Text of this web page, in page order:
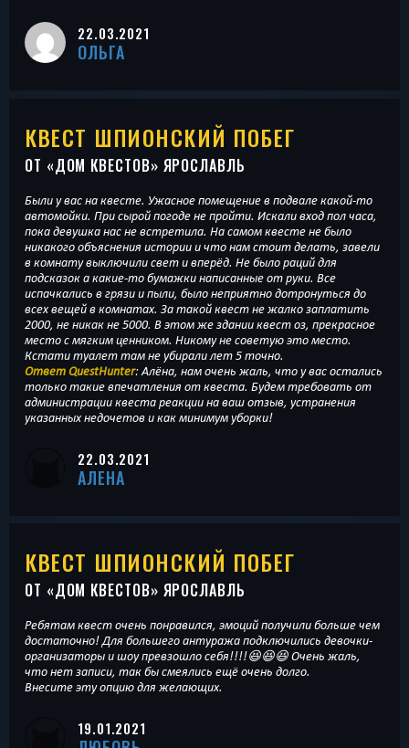
22.03.2021
ОЛЬГА
КВЕСТ ШПИОНСКИЙ ПОБЕГ
ОТ «ДОМ КВЕСТОВ» ЯРОСЛАВЛЬ
Были у вас на квесте. Ужасное помещение в подвале какой-то
автомойки. При сырой погоде не пройти. Искали вход пол часа,
пока девушка нас не встретила. На самом квесте не было
никакого объяснения истории и что нам стоит делать, завели
в комнату выключили свет и вперёд. Не было раций для
подсказок а какие-то бумажки написанные от руки. Все
испачкались в грязи и пыли, было неприятно дотронуться до
всех вещей в комнатах. За такой квест не жалко заплатить
2000, не никак не 5000. В этом же здании квест оз, прекрасное
место с мягким ценником. Никому не советую это место.
Кстати туалет там не убирали лет 5 точно.
Ответ QuestHunter: Алёна, нам очень жаль, что у вас остались
только такие впечатления от квеста. Будем требовать от
администрации квеста реакции на ваш отзыв, устранения
указанных недочетов и как минимум уборки!
22.03.2021
АЛЕНА
КВЕСТ ШПИОНСКИЙ ПОБЕГ
ОТ «ДОМ КВЕСТОВ» ЯРОСЛАВЛЬ
Ребятам квест очень понравился, эмоций получили больше чем
достаточно! Для большего антуража подключились девочки-
организаторы и шоу превзошло себя!!!!😆😆😆 Очень жаль,
что нет записи, так бы смеялись ещё очень долго.
Внесите эту опцию для желающих.
19.01.2021